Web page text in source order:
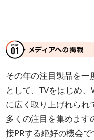
その年の注目製品を一
として、TVをはじめ
に広く取り上げれられ
多くの注目を集めます
接PRする絶好の機会で